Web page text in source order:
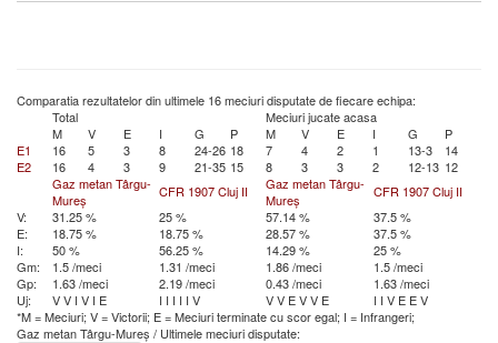
Comparatia rezultatelor din ultimele 16 meciuri disputate de fiecare echipa:
Total
Meciuri jucate acasa
M
V E I G P M V E I G
P
E1
16 5 3 8 24-26 18 7 4 2 1 13-3
14
E2
16 4 3 9 21-35 15 8 3 3 2 12-13 12
Gaz metan Târgu-
Mureș
CFR 1907 Cluj II
Gaz metan Târgu-
Mureș
CFR 1907 Cluj II
V:
31.25 % 25 % 57.14 %
37.5 %
E:
18.75 % 18.75 % 28.57 %
37.5 %
I:
50 % 56.25 % 14.29 %
25 %
Gm:
1.5 /meci 1.31 /meci 1.86 /meci
1.5 /meci
Gp:
1.63 /meci 2.19 /meci 0.43 /meci
1.63 /meci
Uj:
VV I V I E I I I I I V VV EVV E I I V E EV
*M = Meciuri; V = Victorii; E = Meciuri terminate cu scor egal; I = Infrangeri;
Gaz metan Târgu-Mureș / Ultimele meciuri disputate: